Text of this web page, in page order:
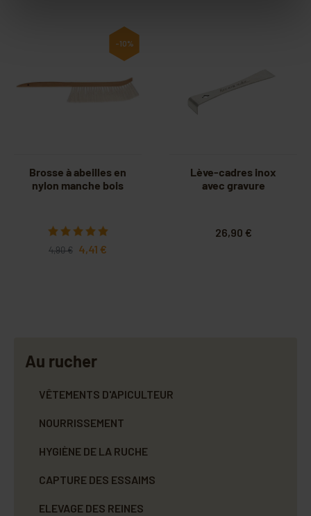
-10%
Brosse à abeilles en
nylon manche bois
4,90 € 4,41 €
Lève-cadres inox
avec gravure
26,90 €
Au rucher
VÊTEMENTS D'APICULTEUR
NOURRISSEMENT
HYGIÈNE DE LA RUCHE
CAPTURE DES ESSAIMS
ELEVAGE DES REINES